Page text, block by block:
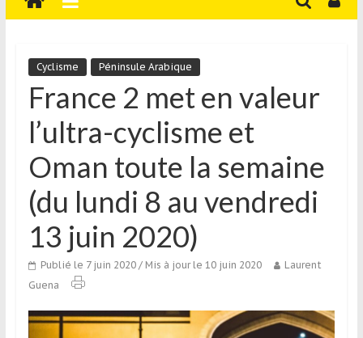
est
média
sur
tourisme
sportif
qui
aux
voyageurs
ponctuels
ou
réguliers,
passionnés
Cyclisme Péninsule Arabique
France 2 met en valeur
l’ultra-cyclisme et
Oman toute la semaine
(du lundi 8 au vendredi
13 juin 2020)
Publié le 7 juin 2020/ Mis à jour le 10 juin 2020
Laurent
Guena